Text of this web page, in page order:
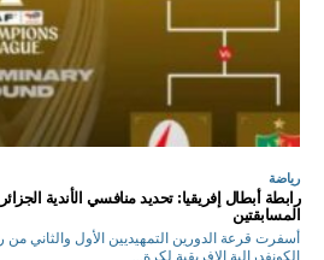
رياضة
رابطة أبطال إفريقيا: تحديد منافسي الأندية
المسابقتين
أسفرت قرعة الدورين التمهيديين الأول والثاني من
الكونفدرالية الإفريقية لكرة...